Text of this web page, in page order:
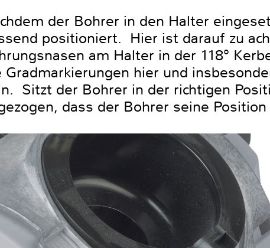
der Bohrer in den Halter
positioniert. Hier ist darauf zu
am Halter in der 118°
Gradmarkierungen hier und
Sitzt der Bohrer in der richtigen
dass der Bohrer seine